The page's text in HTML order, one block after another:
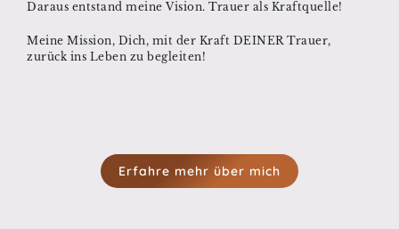
Daraus entstand meine Vision. Trauer als Kraftquelle!
Meine Mission, Dich, mit der Kraft DEINER Trauer,
zurück ins Leben zu begleiten!
Erfahre mehr über mich